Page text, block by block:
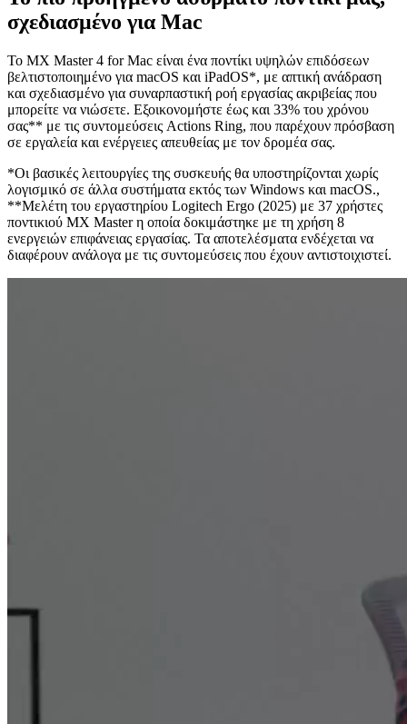
σχεδιασμένο για Mac
Το MX Master 4 for Mac είναι ένα ποντίκι υψηλών επιδόσεων
βελτιστοποιημένο για macOS και iPadOS*, με απτική ανάδραση
και σχεδιασμένο για συναρπαστική ροή εργασίας ακριβείας που
μπορείτε να νιώσετε. Εξοικονομήστε έως και 33% του χρόνου
σας** με τις συντομεύσεις Actions Ring, που παρέχουν πρόσβαση
σε εργαλεία και ενέργειες απευθείας με τον δρομέα σας.
*Οι βασικές λειτουργίες της συσκευής θα υποστηρίζονται χωρίς
λογισμικό σε άλλα συστήματα εκτός των Windows και macOS.,
**Μελέτη του εργαστηρίου Logitech Ergo (2025) με 37 χρήστες
ποντικιού MX Master η οποία δοκιμάστηκε με τη χρήση 8
ενεργειών επιφάνειας εργασίας. Τα αποτελέσματα ενδέχεται να
διαφέρουν ανάλογα με τις συντομεύσεις που έχουν αντιστοιχιστεί.